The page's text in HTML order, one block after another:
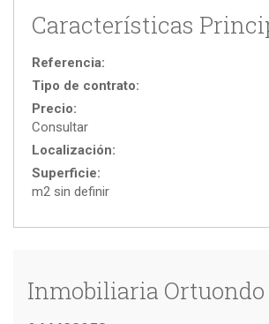
Características
Referencia:
Tipo de contrato:
Precio:
Consultar
Localización:
Superficie:
m2 sin definir
Inmobiliaria Ortuondo